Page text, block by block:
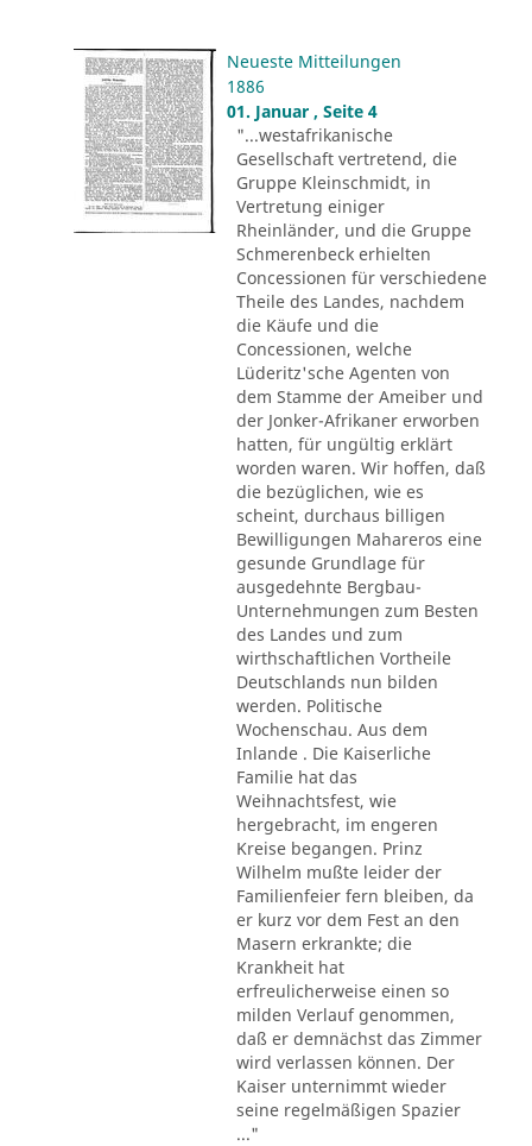
Neueste Mitteilungen
1886
01. Januar , Seite 4
"...westafrikanische
Gesellschaft vertretend, die
Gruppe Kleinschmidt, in
Vertretung einiger
Rheinländer, und die Gruppe
Schmerenbeck erhielten
Concessionen für verschiedene
Theile des Landes, nachdem
die Käufe und die
Concessionen, welche
Lüderitz'sche Agenten von
dem Stamme der Ameiber und
der Jonker-Afrikaner erworben
hatten, für ungültig erklärt
worden waren. Wir hoffen, daß
die bezüglichen, wie es
scheint, durchaus billigen
Bewilligungen Mahareros eine
gesunde Grundlage für
ausgedehnte Bergbau-
Unternehmungen zum Besten
des Landes und zum
wirthschaftlichen Vortheile
Deutschlands nun bilden
werden. Politische
Wochenschau. Aus dem
Inlande . Die Kaiserliche
Familie hat das
Weihnachtsfest, wie
hergebracht, im engeren
Kreise begangen. Prinz
Wilhelm mußte leider der
Familienfeier fern bleiben, da
er kurz vor dem Fest an den
Masern erkrankte; die
Krankheit hat
erfreulicherweise einen so
milden Verlauf genommen,
daß er demnächst das Zimmer
wird verlassen können. Der
Kaiser unternimmt wieder
seine regelmäßigen Spazier
..."